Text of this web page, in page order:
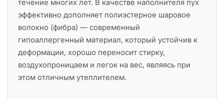
течение многих лет. В качестве наполнителя пух
эффективно дополняет полиэстерное шаровое
волокно (фибра) — современный
гипоаллергенный материал, который устойчив к
деформации, хорошо переносит стирку,
воздухопроницаем и легок на вес, являясь при
этом отличным утеплителем.